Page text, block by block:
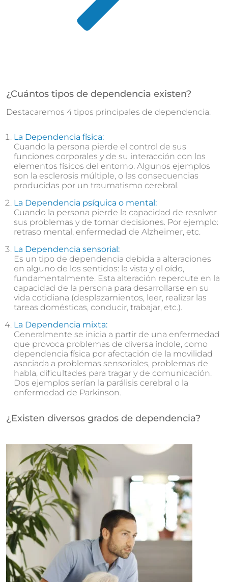
¿Cuántos tipos de dependencia existen?
Destacaremos 4 tipos principales de dependencia:
La Dependencia física:
Cuando la persona pierde el control de sus
funciones corporales y de su interacción con los
elementos físicos del entorno. Algunos ejemplos
son la esclerosis múltiple, o las consecuencias
producidas por un traumatismo cerebral.
La Dependencia psíquica o mental:
Cuando la persona pierde la capacidad de resolver
sus problemas y de tomar decisiones. Por ejemplo:
retraso mental, enfermedad de Alzheimer, etc.
La Dependencia sensorial:
Es un tipo de dependencia debida a alteraciones
en alguno de los sentidos: la vista y el oído,
fundamentalmente. Esta alteración repercute en la
capacidad de la persona para desarrollarse en su
vida cotidiana (desplazamientos, leer, realizar las
tareas domésticas, conducir, trabajar, etc.).
La Dependencia mixta:
Generalmente se inicia a partir de una enfermedad
que provoca problemas de diversa índole, como
dependencia física por afectación de la movilidad
asociada a problemas sensoriales, problemas de
habla, dificultades para tragar y de comunicación.
Dos ejemplos serían la parálisis cerebral o la
enfermedad de Parkinson.
¿Existen diversos grados de dependencia?